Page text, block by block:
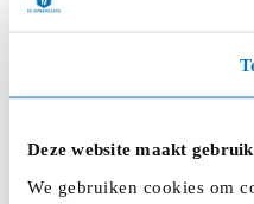
Deze website maakt
We gebruiken cookies om